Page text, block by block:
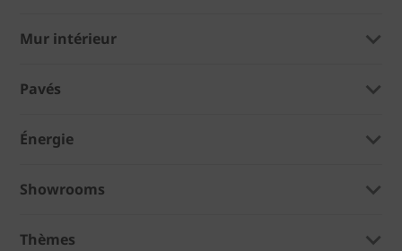
Mur intérieur
Pavés
Énergie
Showrooms
Thèmes